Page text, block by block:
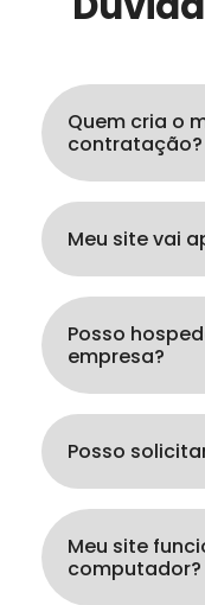
Quem cria o
contratação?
Meu site vai
Posso
empresa?
Posso
Meu site
computador?